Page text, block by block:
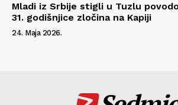
Mladi iz Srbije stigli u Tuzlu
31. godišnjice zločina na Kapiji
24. Maja 2026.